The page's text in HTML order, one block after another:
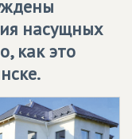
насущных
как это